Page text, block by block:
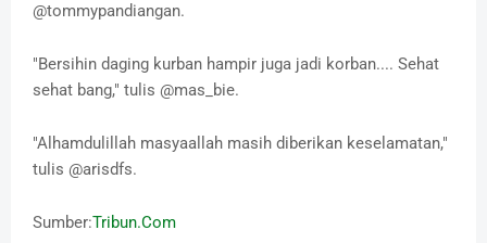
@tommypandiangan.
"Bersihin daging kurban hampir juga jadi korban.... Sehat
sehat bang," tulis @mas_bie.
"Alhamdulillah masyaallah masih diberikan keselamatan,"
tulis @arisdfs.
Sumber:Tribun.Com